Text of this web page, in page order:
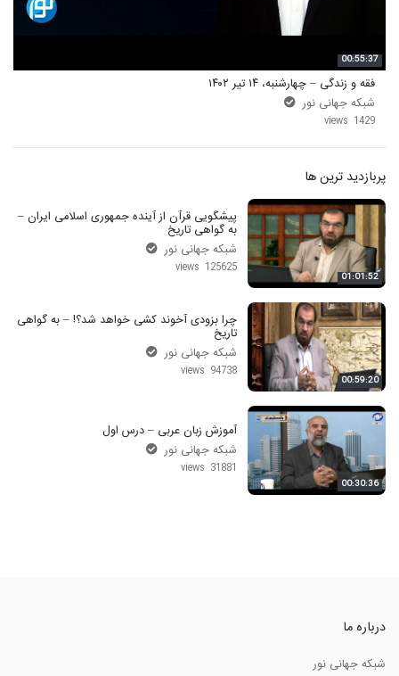
00:55:37
فقه و زندگی – چهارشنبه، ۱۴ تیر ۱۴۰۲
شبکه جهانی نور
1429 views
پربازدید ترین ها
01:01:52
پیشگویی قرآن از آینده جمهوری اسلامی ایران –
به گواهی تاریخ
شبکه جهانی نور
125625 views
00:59:20
چرا بزودی آخوند کشی خواهد شد؟! – به گواهی
تاریخ
شبکه جهانی نور
94738 views
00:30:36
آموزش زبان عربی – درس اول
شبکه جهانی نور
31881 views
درباره ما
شبکه جهانی نور